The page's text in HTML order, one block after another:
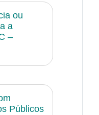
ou
a
–
Públicos